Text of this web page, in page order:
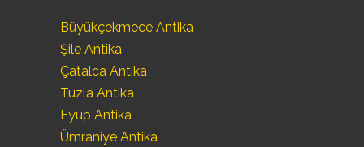
Büyükçekmece Antika
Şile Antika
Çatalca Antika
Tuzla Antika
Eyüp Antika
Ümraniye Antika